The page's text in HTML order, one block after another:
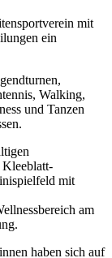
mit
ein
Walking,
und Tanzen
Kleeblatt-
mit
am
haben sich auf